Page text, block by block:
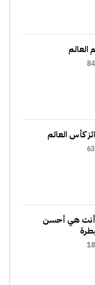
العالم
كأس العالم
: أنت هي أحسن